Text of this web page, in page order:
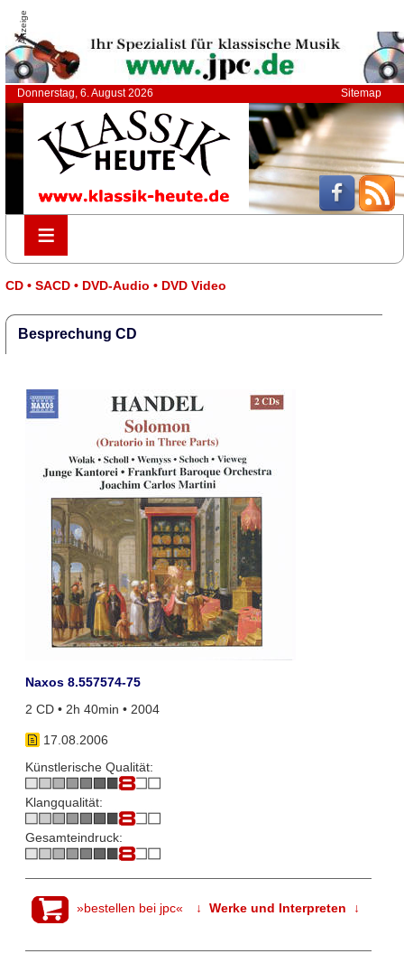
Anzeige
Donnerstag, 6. August 2026 Sitemap
≡
≡
CD • SACD • DVD-Audio • DVD Video
Besprechung CD
Naxos 8.557574-75
2 CD • 2h 40min • 2004
17.08.2006
Künstlerische Qualität:
Klangqualität:
Gesamteindruck:
»bestellen bei jpc« ↓ Werke und Interpreten ↓